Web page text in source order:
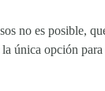
no es posible,
opción